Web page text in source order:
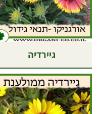
גיירדיה